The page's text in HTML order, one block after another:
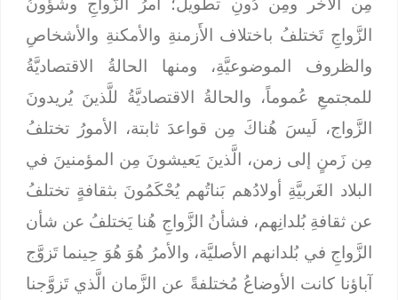
مِن الآخر ومِن دُونِ تطويل؛ أمرُ الزَّواجِ وشؤونُ
الزَّواجِ تَختلفُ باختلاف الأَزمنةِ والأمكنةِ والأشخاصِ
والظروف الموضوعيَّةِ، ومنها الحالةُ الاقتصاديَّةُ
للمجتمعِ عُموماً، والحالةُ الاقتصاديَّةُ للَّذينَ يُريدونَ
الزَّواج، لَيسَ هُناكَ مِن قواعدَ ثابتة، الأمورُ تختلفُ
مِن زَمنٍ إلى زمن، الَّذينَ يَعيشونَ مِن المؤمنينَ في
البلاد الغَربيَّةِ أولادُهم بَناتُهم يُحْكَمُونَ بثقافةٍ تختلفُ
عن ثقافةِ بُلدانِهم، فشأنُ الزَّواجِ هُنا يَختلفُ عن شأن
الزَّواجِ في بُلدانهم الأصليَّة، والأمرُ هُوَ هُوَ حِينما تَزوَّج
آباؤنا كانت الأوضاعُ مُختلفةً عن الزَّمان الَّذي تَزوَّجنا